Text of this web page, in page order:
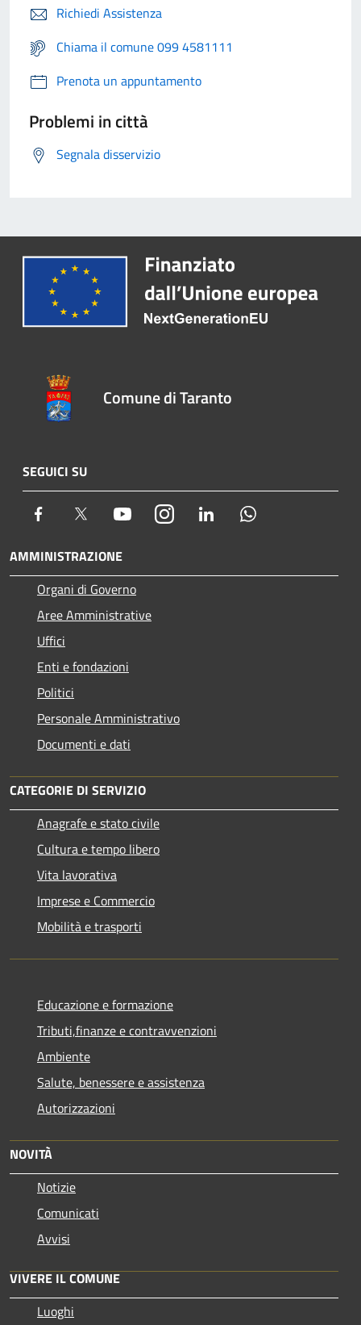
Richiedi Assistenza
Chiama il comune 099 4581111
Prenota un appuntamento
Problemi in città
Segnala disservizio
Comune di Taranto
SEGUICI SU
Facebook Twitter YoutubeInstagram LinkedIn
AMMINISTRAZIONE
Organi di Governo
Aree Amministrative
Uffici
Enti e fondazioni
Politici
Personale Amministrativo
Documenti e dati
CATEGORIE DI SERVIZIO
Anagrafe e stato civile
Cultura e tempo libero
Vita lavorativa
Imprese e Commercio
Mobilità e trasporti
Educazione e formazione
Tributi,finanze e contravvenzioni
Ambiente
Salute, benessere e assistenza
Autorizzazioni
NOVITÀ
Notizie
Comunicati
Avvisi
VIVERE IL COMUNE
Luoghi